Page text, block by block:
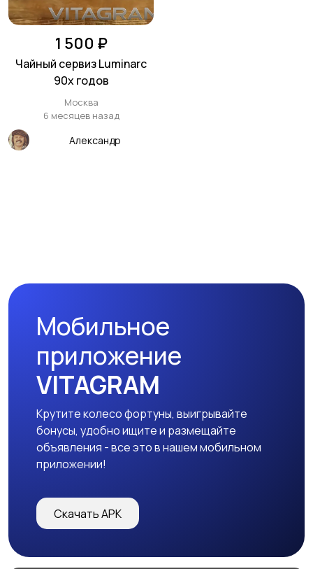
1 500 ₽
Чайный сервиз Luminarc
90х годов
Москва
6 месяцев назад
Александр
Мобильное
приложение
VITAGRAM
Крутите колесо фортуны, выигрывайте
бонусы, удобно ищите и размещайте
объявления - все это в нашем мобильном
приложении!
Скачать APK